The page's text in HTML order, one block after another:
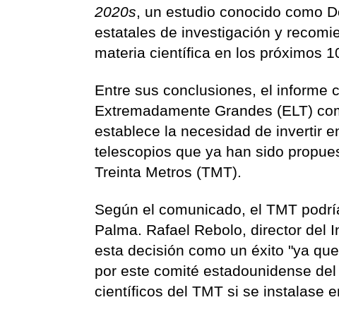
2020s, un estudio conocido como
estatales de investigación y
materia científica en los próximos
Entre sus conclusiones, el informe
Extremadamente Grandes (ELT)
establece la necesidad de invertir
telescopios que ya han sido
Treinta Metros (TMT).
Según el comunicado, el TMT
Palma. Rafael Rebolo, director del
esta decisión como un éxito "ya
por este comité estadounidense
científicos del TMT si se instalase